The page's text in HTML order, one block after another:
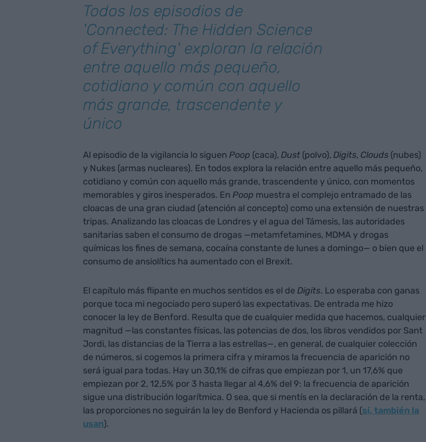
Todos los episodios de
'Connected: The Hidden Science
of Everything' exploran la relación
entre aquello más pequeño,
cotidiano y común con aquello
más grande, trascendente y
único
Al episodio de la vigilancia lo siguen Poop (caca), Dust(polvo), Digits, Clouds(nubes)
y Nukes (armas nucleares). En todos explora la relación entre aquello más pequeño,
cotidiano y común con aquello más grande, trascendente y único, con momentos
memorables y giros inesperados. En Poop muestra el complejo entramado de las
cloacas de una gran ciudad (atención al concepto) como una extensión de nuestras
tripas. Analizando las cloacas de Londres y el agua del Támesis, las autoridades
sanitarias saben el consumo de drogas —metamfetamines, MDMA y drogas
químicas los fines de semana, cocaína constante de lunes a domingo— o bien que el
consumo de ansiolítics ha aumentado con el Brexit.
El capítulo más flipante en muchos sentidos es el de Digits. Lo esperaba con ganas
porque toca mi negociado pero superó las expectativas. De entrada me hizo
conocer la ley de Benford. Resulta que de cualquier medida que hacemos, cualquier
magnitud —las constantes físicas, las potencias de dos, los libros vendidos por Sant
Jordi, las distancias de la Tierra a las estrellas—, en general, de cualquier colección
de números, si cogemos la primera cifra y miramos la frecuencia de aparición no
será igual para todas. Hay un 30,1% de cifras que empiezan por 1, un 17,6% que
empiezan por 2, 12,5% por 3 hasta llegar al 4,6% del 9: la frecuencia de aparición
sigue una distribución logarítmica. O sea, que si mentís en la declaración de la renta,
las proporciones no seguirán la ley de Benford y Hacienda os pillará (sí, también la
usan).